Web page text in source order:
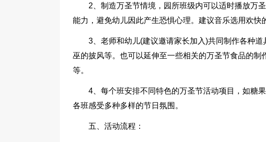
2、制造万圣节情境，园所班级内可以适时播放万
能力，避免幼儿因此产生恐惧心理。建议音乐选用欢快
3、老师和幼儿(建议邀请家长加入)共同制作各种
巫的披风等。也可以延伸至一些相关的万圣节食品的
等。
4、每个班安排不同特色的万圣节活动项目，如糖
各班感受多种多样的节日氛围。
五、活动流程：